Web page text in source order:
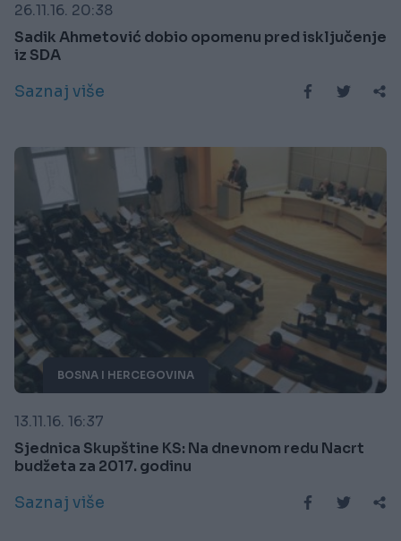
26.11.16. 20:38
Sadik Ahmetović dobio opomenu pred isključenje
iz SDA
Saznaj više
BOSNA I HERCEGOVINA
13.11.16. 16:37
Sjednica Skupštine KS: Na dnevnom redu Nacrt
budžeta za 2017. godinu
Saznaj više